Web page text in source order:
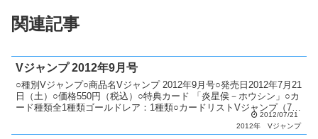
関連記事
Vジャンプ 2012年9月号
○種別Vジャンプ○商品名Vジャンプ 2012年9月号○発売日2012年7月21
日（土）○価格550円（税込）○特典カード 「炎星侯－ホウシン」○カ
ード種類全1種類ゴールドレア：1種類○カードリストVジャンプ（7
2012/07/21
2012年
Vジャンプ